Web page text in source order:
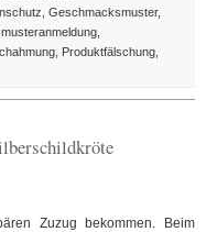
Design
des
Tages:
Asien
Geschmacksmuster,
Produktfälschung
Zuzug bekommen. Beim